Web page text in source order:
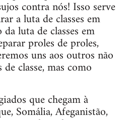
contra nós! Isso serve
a luta de classes em
luta de classes em
proles de proles,
uns aos outros não
classe, mas como
que chegam à
Somália, Afeganistão,